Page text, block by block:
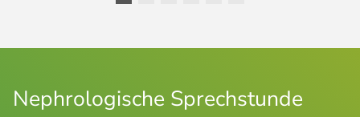
Nephrologische Sprechstunde